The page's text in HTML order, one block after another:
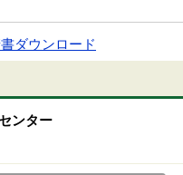
ダウンロード
ンター